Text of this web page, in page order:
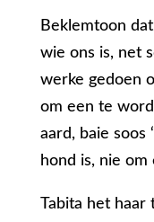
Beklemtoon
wie ons is, net
werke gedoen
om een te
aard, baie soos
hond is, nie
Tabita het haar